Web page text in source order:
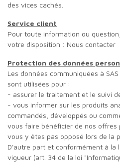
des vices cachés.
Service client
Pour toute information ou
votre disposition : Nous contacter
Protection des données
Les données communiquées à
sont utilisées pour :
- assurer le traitement et le suivi
- vous informer sur les produits
commandés, développés ou
vous faire bénéficier de nos offres
vous y êtes pas opposé lors de la
D'autre part et conformément à la
vigueur (art. 34 de la loi